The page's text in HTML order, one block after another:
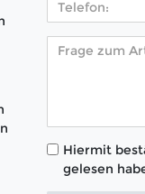
Hiermit
gelesen